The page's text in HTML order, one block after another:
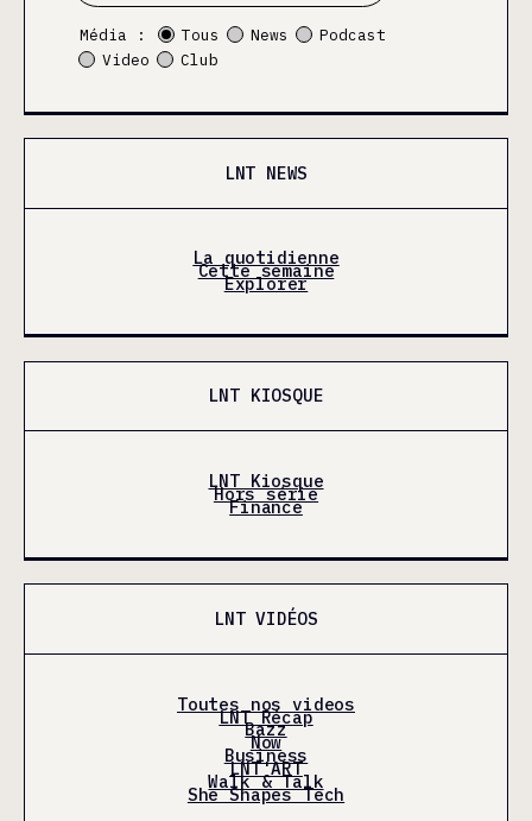
Média : Tous News
Podcast
Video
Club
LNT NEWS
La quotidienne
Cette semaine
Explorer
LNT KIOSQUE
LNT Kiosque
Hors série
Finance
LNT VIDÉOS
Toutes nos videos
LNT Récap
Bazz
Now
Business
LNT'ART
Walk & Talk
She Shapes Tech